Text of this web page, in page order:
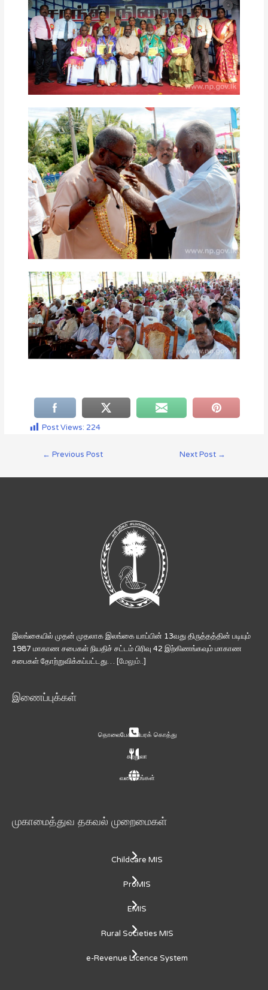
Post Views: 224
← Previous Post Next Post →
இலங்கையில் முதன் முதலாக இலங்கை யாப்பின் 13வது திருத்தத்தின் படியும்
1987 மாகாண சபைகள் நியதிச் சட்டம் பிரிவு 42 இற்கிணங்கவும் மாகாண
சபைகள் தோற்றுவிக்கப்பட்டது… [மேலும்..]
இணைப்புக்கள்
தொலைபேசி விபரக் கொத்து
சுற்றுலா
வரைபடங்கள்
முகாமைத்துவ தகவல் முறைமைகள்
Childcare MIS
ProMIS
EMIS
Rural Societies MIS
e-Revenue Licence System